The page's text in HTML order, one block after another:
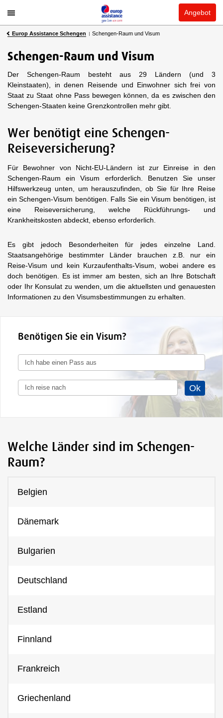
Angebot
Europ Assistance Schengen Schengen-Raum und Visum
Schengen-Raum und Visum
Der Schengen-Raum besteht aus 29 Ländern (und 3
Kleinstaaten), in denen Reisende und Einwohner sich frei von
Staat zu Staat ohne Pass bewegen können, da es zwischen den
Schengen-Staaten keine Grenzkontrollen mehr gibt.
Wer benötigt eine Schengen-
Reiseversicherung?
Für Bewohner von Nicht-EU-Ländern ist zur Einreise in den
Schengen-Raum ein Visum erforderlich. Benutzen Sie unser
Hilfswerkzeug unten, um herauszufinden, ob Sie für Ihre Reise
ein Schengen-Visum benötigen. Falls Sie ein Visum benötigen, ist
eine Reiseversicherung, welche Rückführungs- und
Krankheitskosten abdeckt, ebenso erforderlich.
Es gibt jedoch Besonderheiten für jedes einzelne Land.
Staatsangehörige bestimmter Länder brauchen z.B. nur ein
Reise-Visum und kein Kurzaufenthalts-Visum, wobei andere es
doch benötigen. Es ist immer am besten, sich an Ihre Botschaft
oder Ihr Konsulat zu wenden, um die aktuellsten und genauesten
Informationen zu den Visumsbestimmungen zu erhalten.
Benötigen Sie ein Visum?
Welche Länder sind im Schengen-
Raum?
Belgien
Dänemark
Bulgarien
Deutschland
Estland
Finnland
Frankreich
Griechenland